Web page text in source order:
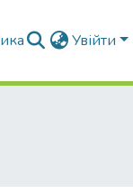
Увійти